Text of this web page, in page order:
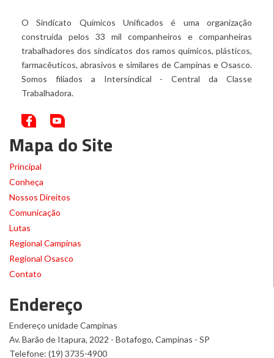
O Sindicato Químicos Unificados é uma organização
construída pelos 33 mil companheiros e companheiras
trabalhadores dos sindicatos dos ramos químicos, plásticos,
farmacêuticos, abrasivos e similares de Campinas e Osasco.
Somos filiados a Intersindical - Central da Classe
Trabalhadora.
Mapa do Site
Principal
Conheça
Nossos Direitos
Comunicação
Lutas
Regional Campinas
Regional Osasco
Contato
Endereço
Endereço unidade Campinas
Av. Barão de Itapura, 2022 - Botafogo, Campinas - SP
Telefone: (19) 3735-4900